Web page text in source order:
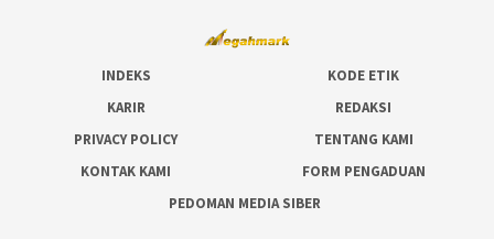
INDEKS
KODE ETIK
KARIR
REDAKSI
PRIVACY POLICY
TENTANG KAMI
KONTAK KAMI
FORM PENGADUAN
PEDOMAN MEDIA SIBER